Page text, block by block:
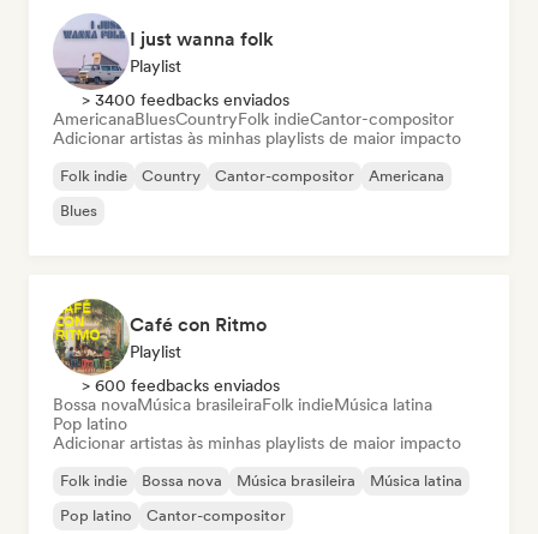
I just wanna folk
Playlist
> 3400 feedbacks enviados
AmericanaBluesCountryFolk indieCantor-compositor
Adicionar artistas às minhas playlists de maior impacto
Folk indie Country Cantor-compositor
Americana
Blues
Café con Ritmo
Playlist
> 600 feedbacks enviados
Bossa novaMúsica brasileiraFolk indieMúsica latina
Pop latino
Adicionar artistas às minhas playlists de maior impacto
Folk indie Bossa nova Música brasileira
Música latina
Pop latino
Cantor-compositor